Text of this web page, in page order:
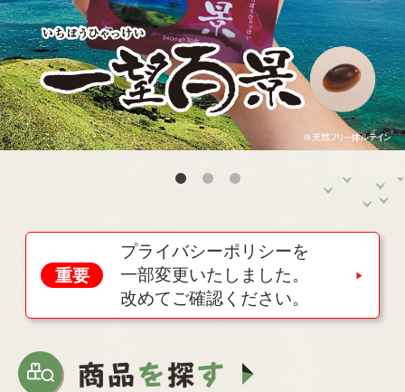
重要
プライバシーポリシーを
一部変更いたしました。
改めてご確認ください。